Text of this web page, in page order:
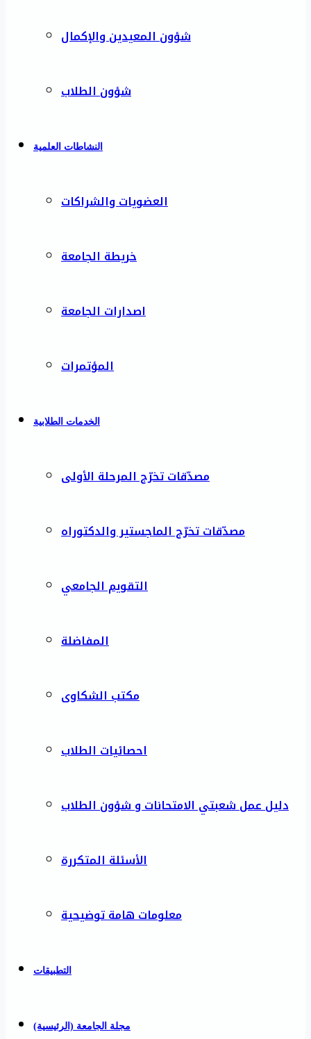
شؤون المعيدين والإكمال
شؤون الطلاب
النشاطات العلمية
العضويات والشراكات
خريطة الجامعة
اصدارات الجامعة
المؤتمرات
الخدمات الطلابية
مصدّقات تخرّج المرحلة الأولى
مصدّقات تخرّج الماجستير والدكتوراه
التقويم الجامعي
المفاضلة
مكتب الشكاوى
احصائيات الطلاب
دليل عمل شعبتي الامتحانات و شؤون الطلاب
الأسئلة المتكررة
معلومات هامة توضيحية
التطبيقات
مجلة الجامعة (الرئيسية)